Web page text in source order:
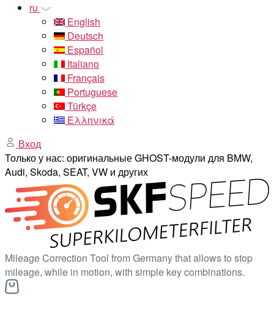
ru
English
Deutsch
Español
Italiano
Français
Portuguese
Türkçe
Ελληνικά
Вход
Только у нас: оригинальные GHOST-модули для BMW,
Audi, Skoda, SEAT, VW и других
Mileage Correction Tool from Germany that allows to stop
mileage, while in motion, with simple key combinations.